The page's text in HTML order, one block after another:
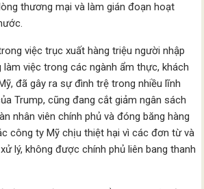
thương mại và làm gián đoạn hoạt
việc trục xuất hàng triệu người nhập
việc trong các ngành ẩm thực, khách
đã gây ra sự đình trệ trong nhiều lĩnh
Trump, cũng đang cắt giảm ngân sách
nhân viên chính phủ và đóng băng hàng
công ty Mỹ chịu thiệt hại vì các đơn từ và
lý, không được chính phủ liên bang thanh